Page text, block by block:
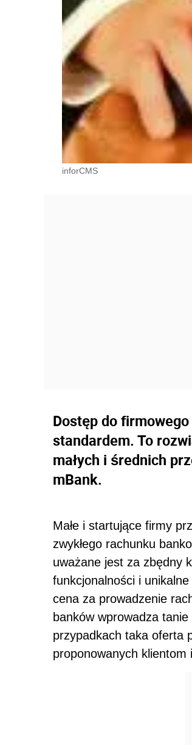
inforCMS
Dostęp do
standardem. To
małych i średnich
mBank.
Małe i startujące firmy
zwykłego rachunku
uważane jest za zbędny
funkcjonalności i
cena za prowadzenie
banków wprowadza
przypadkach taka oferta
proponowanych klientom